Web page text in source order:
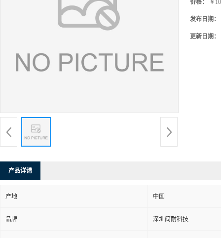
价格： ￥
发布日期：
更新日期：
产品详请
产地 中国
品牌 深圳简耐科技